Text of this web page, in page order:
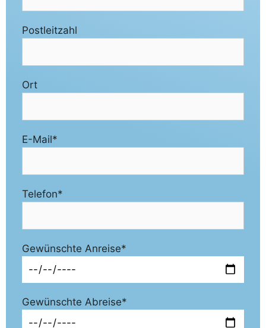
Postleitzahl
Ort
E-Mail*
Telefon*
Gewünschte Anreise*
Gewünschte Abreise*